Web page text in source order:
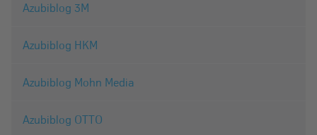
Azubiblog 3M
Azubiblog HKM
Azubiblog Mohn Media
Azubiblog OTTO